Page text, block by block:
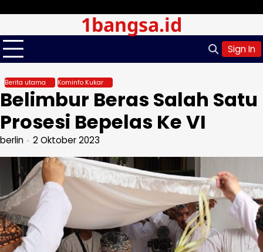
content
1bangsa.id
Sign In
Berita utama Kominfo Kukar
Belimbur Beras Salah Satu
Prosesi Bepelas Ke VI
berlin 2 Oktober 2023